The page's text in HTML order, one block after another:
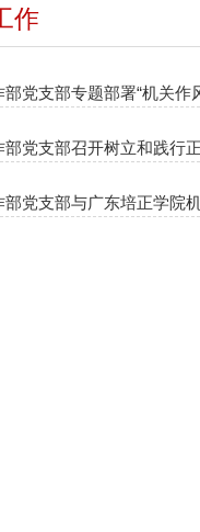
作
党支部专题部署“机关作
部党支部召开树立和践行
部党支部与广东培正学院